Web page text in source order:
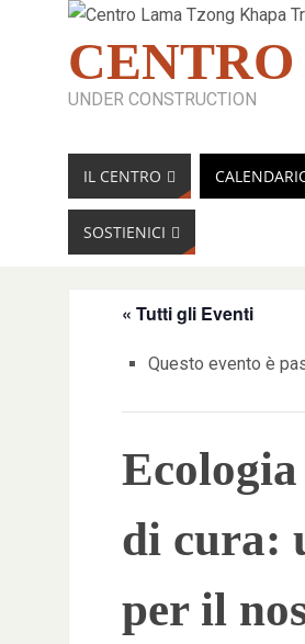
UNDER CONSTRUCTION
IL CENTRO
SOSTIENICI
« Tutti gli Eventi
Questo evento è
di cura:
per il